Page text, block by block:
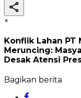
×
Konflik Lahan PT
Meruncing:
Desak Atensi
Bagikan berita